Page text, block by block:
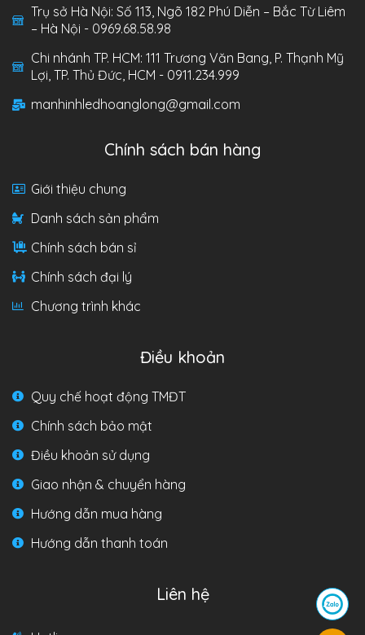
Trụ sở Hà Nội: Số 113, Ngõ 182 Phú Diễn – Bắc Từ Liêm
– Hà Nội - 0969.68.58.98
Chi nhánh TP. HCM: 111 Trương Văn Bang, P. Thạnh Mỹ
Lợi, TP. Thủ Đức, HCM - 0911.234.999
manhinhledhoanglong@gmail.com
Chính sách bán hàng
Giới thiệu chung
Danh sách sản phẩm
Chính sách bán sỉ
Chính sách đại lý
Chương trình khác
Điều khoản
Quy chế hoạt động TMĐT
Chính sách bảo mật
Điều khoản sử dụng
Giao nhận & chuyển hàng
Hướng dẫn mua hàng
Hướng dẫn thanh toán
Liên hệ